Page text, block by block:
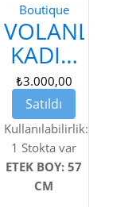
Boutique
VOLANLI
KADIN
ÖZEL
DIKIM
ETEK
₺3.000,00
Satıldı
Kullanılabilirlik:
1 Stokta var
ETEK BOY: 57
CM